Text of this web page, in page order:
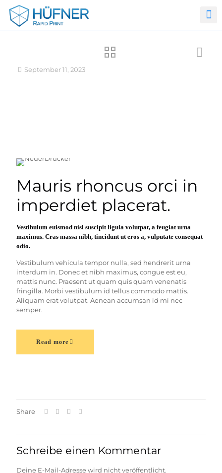
September 11, 2023
Mauris rhoncus orci in
imperdiet placerat.
Vestibulum euismod nisl suscipit ligula volutpat, a feugiat urna
maximus. Cras massa nibh, tincidunt ut eros a, vulputate consequat
odio.
Vestibulum vehicula tempor nulla, sed hendrerit urna
interdum in. Donec et nibh maximus, congue est eu,
mattis nunc. Praesent ut quam quis quam venenatis
fringilla. Morbi vestibulum id tellus commodo mattis.
Aliquam erat volutpat. Aenean accumsan id mi nec
semper.
Read more
Share
Schreibe einen Kommentar
Deine E-Mail-Adresse wird nicht veröffentlicht.